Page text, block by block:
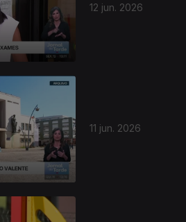
12 jun. 2026
11 jun. 2026